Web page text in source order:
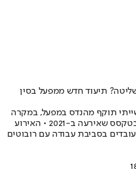
תיעוד חדש ממפעל בסין
תוקף מהנדס במפעל, במקרה
המזכיר תקרית דומה במפעל טסלה בטקסס שאירעה ב-2021 • האירוע
בסביבת עבודה עם רובוטים